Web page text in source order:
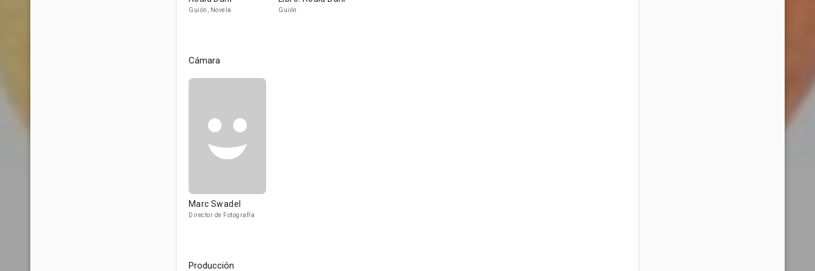
Guión, Novela Guión
Cámara
Marc Swadel
Director de Fotografía
Producción